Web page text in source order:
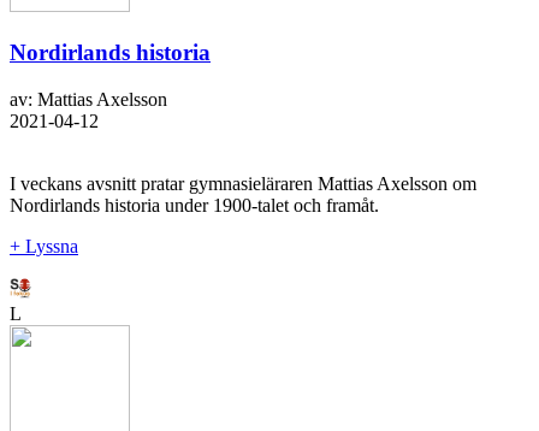
Nordirlands historia
av: Mattias Axelsson
2021-04-12
I veckans avsnitt pratar gymnasieläraren Mattias Axelsson om
Nordirlands historia under 1900-talet och framåt.
+ Lyssna
L